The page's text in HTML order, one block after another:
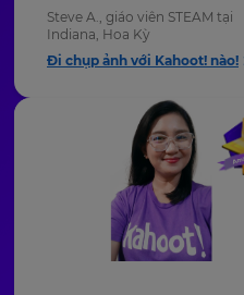
Steve A., giáo viên STEAM tại
Indiana, Hoa Kỳ
Đi chụp ảnh với Kahoot! nào!